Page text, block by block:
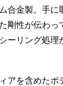
合金製。手に
剛性が伝わっ
ーリング処理
アを含めたボ